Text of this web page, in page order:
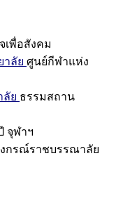
เพื่อสังคม
าลัย ศูนย์กีฬาแห่ง
ลัย ธรรมสถาน
จุฬาฯ
กรณ์ราชบรรณาลัย